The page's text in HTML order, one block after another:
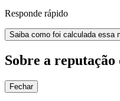
Responde rápido
Saiba como foi calculada essa
Sobre a reputação
Fechar